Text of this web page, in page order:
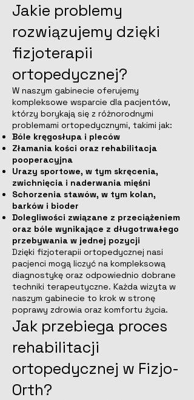
Jakie problemy
rozwiązujemy dzięki
fizjoterapii
ortopedycznej?
W naszym gabinecie oferujemy
kompleksowe wsparcie dla pacjentów,
którzy borykają się z różnorodnymi
problemami ortopedycznymi, takimi jak:
Bóle kręgosłupa i pleców
Złamania kości oraz rehabilitacja
pooperacyjna
Urazy sportowe, w tym skręcenia,
zwichnięcia i naderwania mięśni
Schorzenia stawów, w tym kolan,
barków i bioder
Dolegliwości związane z przeciążeniem
oraz bóle wynikające z długotrwałego
przebywania w jednej pozycji
Dzięki fizjoterapii ortopedycznej nasi
pacjenci mogą liczyć na kompleksową
diagnostykę oraz odpowiednio dobrane
techniki terapeutyczne. Każda wizyta w
naszym gabinecie to krok w stronę
poprawy zdrowia oraz komfortu życia.
Jak przebiega proces
rehabilitacji
ortopedycznej w Fizjo-
Orth?